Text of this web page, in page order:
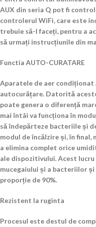
AUX din seria Q pot fi
controlerul WiFi, care este
trebuie să-l faceți, pentru a
să urmați instrucțiunile din
Functia AUTO-CURATARE
Aparatele de aer condiționat
autocurățare. Datorită
poate genera o diferență
mai întâi va funcționa în
să îndepărteze bacteriile și
modul de încălzire și, în
a elimina complet orice
ale dispozitivului. Acest
mucegaiului și a bacteriilor
proporție de 90%.
Rezistent la ruginta
Procesul este destul de